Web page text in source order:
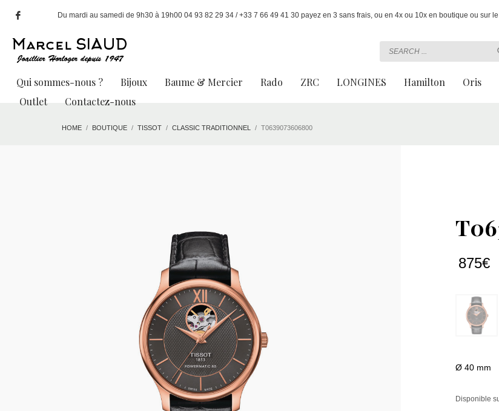
Du mardi au samedi de 9h30 à 19h00 04 93 82 29 34 / +33 7 66 49 41 30 payez en 3 sans frais, ou en 4x ou 10x en boutique ou sur
Qui sommes-nous ? Bijoux Baume & Mercier Rado ZRC LONGINES Hamilton Oris
Outlet
Contactez-nous
HOME BOUTIQUE TISSOT CLASSIC TRADITIONNEL T0639073606800
875€
Ø 40 mm
Disponible